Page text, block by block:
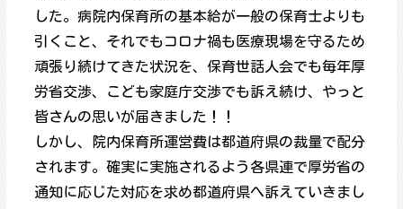
した。病院内保育所の基本給が一般の保育士よりも
引くこと、それでもコロナ禍も医療現場を守るため
頑張り続けてきた状況を、保育世話人会でも毎年厚
労省交渉、こども家庭庁交渉でも訴え続け、やっと
皆さんの思いが届きました！！
しかし、院内保育所運営費は都道府県の裁量で配分
されます。確実に実施されるよう各県連で厚労省の
通知に応じた対応を求め都道府県へ訴えていきまし